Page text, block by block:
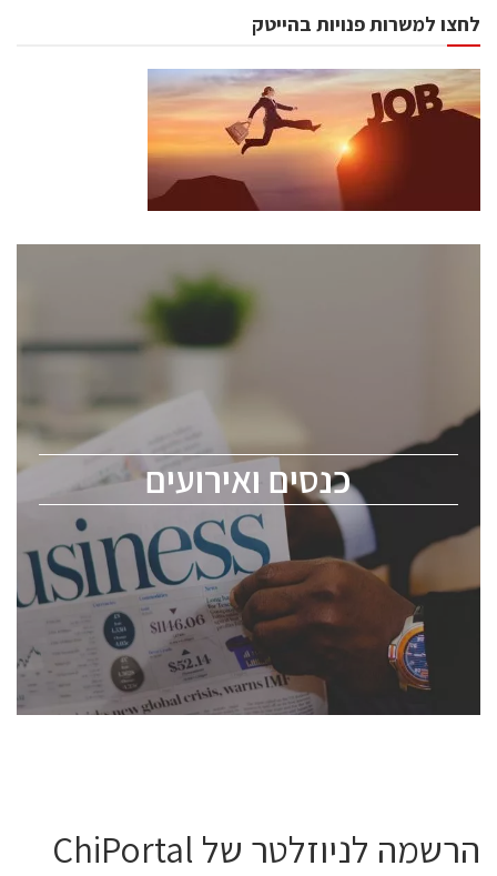
לחצו למשרות פנויות בהייטק
כנסים ואירועים
כנסים ואירועים
לכל העוסקים בתעשיית הסמיקונדקטור כולל מהנדסים,
ChipEx2026 will be held on May 12-13, 2026. The
conference is intended for everyone involved in the
semiconductor industry, including engineers,
professional experts, and senior executives.
לחץ לפרטים
הרשמה לניוזלטר של ChiPortal